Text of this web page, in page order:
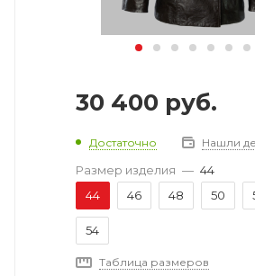
30 400 руб.
Достаточно Нашли
Размер изделия — 44
44
46 48 50
54
Таблица размеров